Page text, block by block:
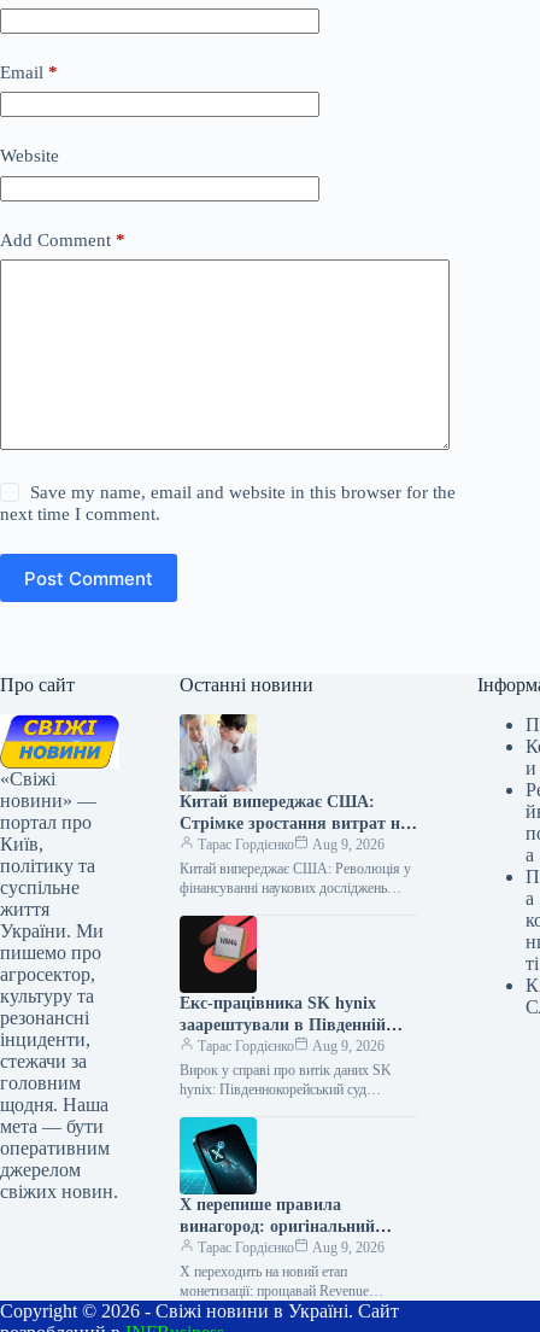
Email *
Website
Add Comment *
Save my name, email and website in this browser for the
next time I comment.
Post Comment
Про сайт
«Свіжі
новини» —
портал про
Київ,
політику та
суспільне
життя
України. Ми
пишемо про
агросектор,
культуру та
резонансні
інциденти,
стежачи за
головним
щодня. Наша
мета — бути
оперативним
джерелом
свіжих новин.
Останні новини
Китай випереджає США:
Стрімке зростання витрат на
наукові дослідження
Тарас Гордієнко
Aug 9, 2026
Китай випереджає США: Революція у
фінансуванні наукових досліджень
вимагає значних інвестицій, і в
глобальній гонці за лідерство…
Екс-працівника SK hynix
заарештували в Південній
Кореї за передачу секретних
документів китайській
компанії
Тарас Гордієнко
Aug 9, 2026
Вирок у справі про витік даних SK
hynix: Південнокорейський суд
співробітнику Верховний суд Сеула
підтримав рішення…
X перепише правила
винагород: оригінальний
контент — ключ до успіху
Тарас Гордієнко
Aug 9, 2026
X переходить на новий етап
монетизації: прощавай Revenue
Sharing, вітай оригінальний контент!
и
а
а
ті
Copyright © 2026 - Свіжі новини в Україні. Сайт